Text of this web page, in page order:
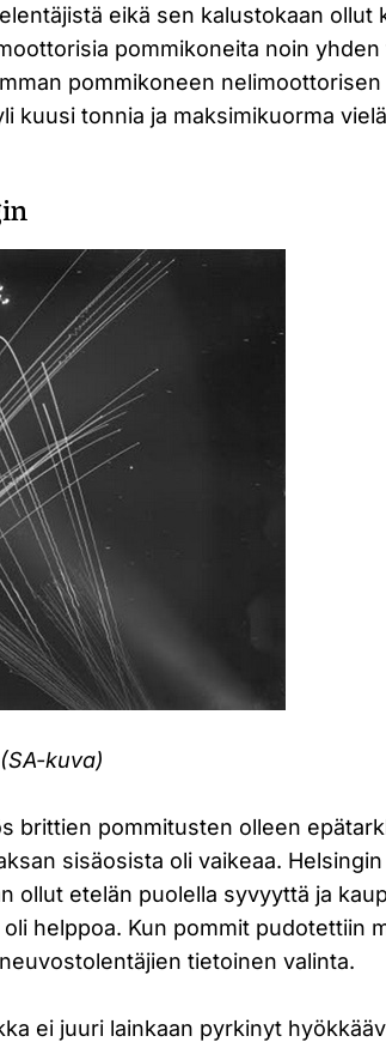
eikä sen kalustokaan ollut
pommikoneita noin yhden
pommikoneen
kuusi tonnia ja maksimikuorma
kuva)
brittien pommitusten olleen
sisäosista oli vaikeaa. Helsingin
ollut etelän puolella syvyyttä ja
helppoa. Kun pommit pudotettiin
tietoinen valinta.
ei juuri lainkaan pyrkinyt